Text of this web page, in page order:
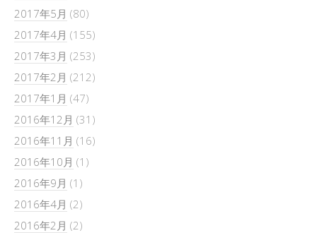
2017年5月 (80)
2017年4月 (155)
2017年3月 (253)
2017年2月 (212)
2017年1月 (47)
2016年12月 (31)
2016年11月 (16)
2016年10月 (1)
2016年9月 (1)
2016年4月 (2)
2016年2月 (2)